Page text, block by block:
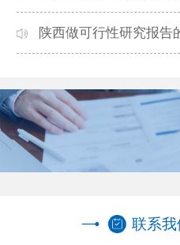
本地公司推荐
陕西做可行性研究报告
联系我